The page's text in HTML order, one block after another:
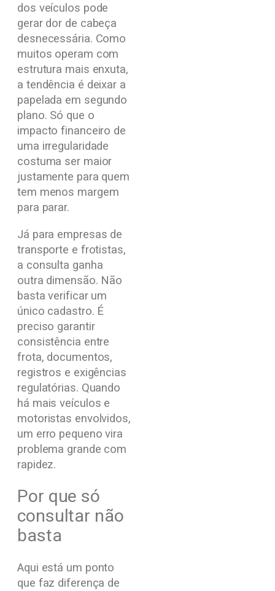
dos veículos pode
gerar dor de cabeça
desnecessária. Como
muitos operam com
estrutura mais enxuta,
a tendência é deixar a
papelada em segundo
plano. Só que o
impacto financeiro de
uma irregularidade
costuma ser maior
justamente para quem
tem menos margem
para parar.
Já para empresas de
transporte e frotistas,
a consulta ganha
outra dimensão. Não
basta verificar um
único cadastro. É
preciso garantir
consistência entre
frota, documentos,
registros e exigências
regulatórias. Quando
há mais veículos e
motoristas envolvidos,
um erro pequeno vira
problema grande com
rapidez.
Por que só
consultar não
basta
Aqui está um ponto
que faz diferença de